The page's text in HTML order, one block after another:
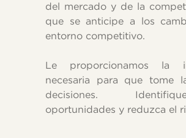
del mercado y de la
que se anticipe a los
entorno competitivo.
Le proporcionamos la
necesaria para que tome
decisiones.
oportunidades y reduzca el